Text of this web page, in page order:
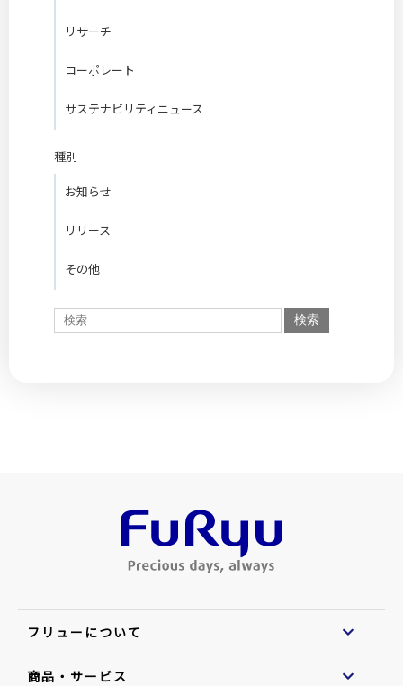
リサーチ
コーポレート
サステナビリティニュース
種別
お知らせ
リリース
その他
フリューについて
商品・サービス